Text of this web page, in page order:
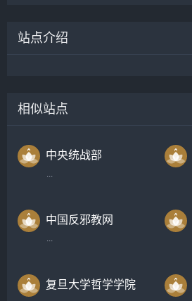
站点介绍
相似站点
中央统战部
...
中国反邪教网
...
复旦大学哲学学院